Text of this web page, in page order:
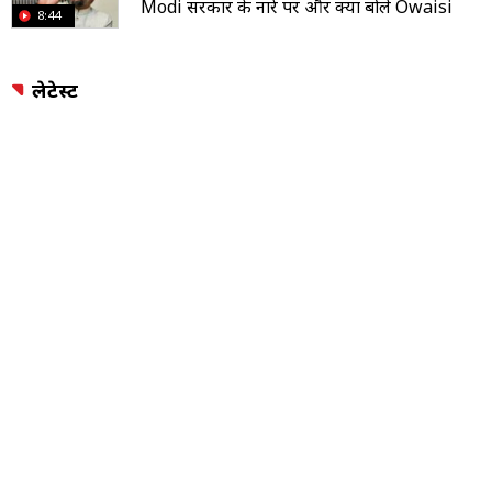
8:44 Modi सरकार के नारे पर और क्या बोले Owaisi
लेटेस्ट